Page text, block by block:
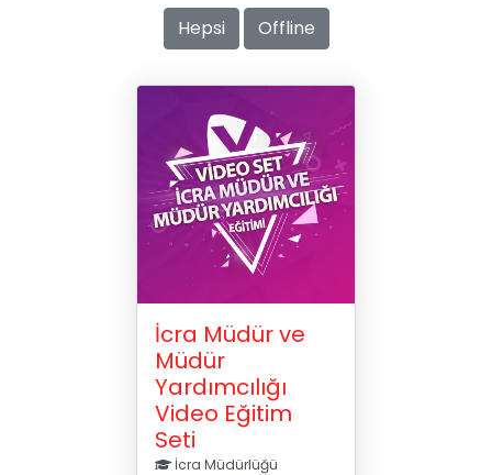
Hepsi Offline
İcra Müdür ve
Müdür
Yardımcılığı
Video Eğitim
Seti
İcra Müdürlüğü